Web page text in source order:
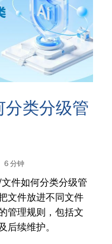
类分级管
6 分钟
件如何分类分级管
文件放进不同文件
管理规则，包括文
后续维护。